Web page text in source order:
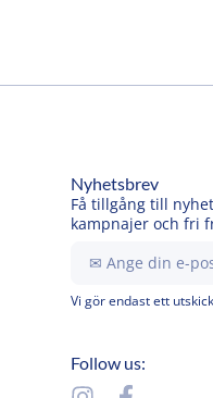
Nyhetsbrev
Få tillgång till
kampnajer och fri
din
e-
post
Vi gör endast ett
Follow us: